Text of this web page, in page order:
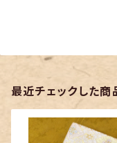
最近チェックした商